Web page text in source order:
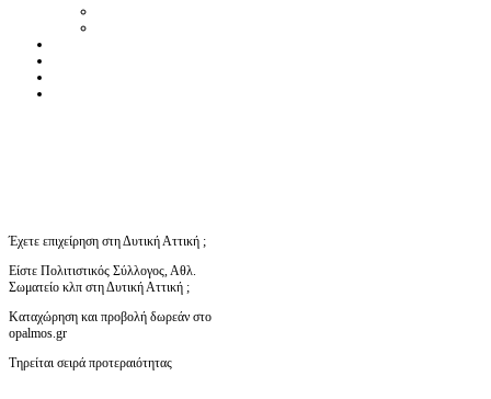
Έχετε επιχείρηση στη Δυτική Αττική ;
Είστε Πολιτιστικός Σύλλογος, Αθλ.
Σωματείο κλπ στη Δυτική Αττική ;
Καταχώρηση και προβολή δωρεάν στο
opalmos.gr
Τηρείται σειρά προτεραιότητας